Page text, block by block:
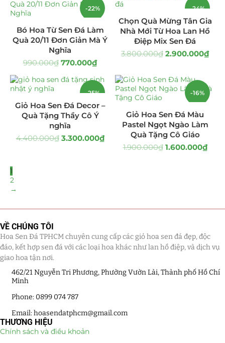
-22%
Bó Hoa Từ Sen Đá Làm
Quà 20/11 Đơn Giản Mà Ý
Nghĩa
990.000₫ 770.000₫
-24%
Chọn Quà Mừng Tân Gia
Nhà Mới Từ Hoa Lan Hồ
Điệp Mix Sen Đá
3.800.000₫ 2.900.000₫
-25%
Giỏ Hoa Sen Đá Decor –
Quà Tặng Thầy Cô Ý
nghĩa
4.400.000₫ 3.300.000₫
-16%
HOT
Giỏ Hoa Sen Đá Màu
Pastel Ngọt Ngào Làm
Quà Tặng Cô Giáo
1.900.000₫ 1.600.000₫
1
2
→
VỀ CHÚNG TÔI
Hoa Sen Đá TPHCM chuyên cung cấp các giỏ hoa sen đá đẹp, độc
đáo, kết hợp sen đá với các loại hoa khác như lan hồ điệp, và dịch vụ
giao hoa tận nơi.
462/21 Nguyễn Tri Phương, Phường Vườn Lài, Thành phố Hồ Chí
Minh
Phone: 0899 074 787
Email: hoasendatphcm@gmail.com
THƯƠNG HIỆU
Chính sách và điều khoản